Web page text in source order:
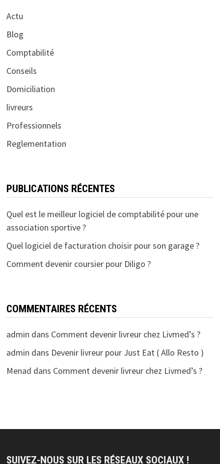
Actu
Blog
Comptabilité
Conseils
Domiciliation
livreurs
Professionnels
Reglementation
PUBLICATIONS RÉCENTES
Quel est le meilleur logiciel de comptabilité pour une
association sportive ?
Quel logiciel de facturation choisir pour son garage ?
Comment devenir coursier pour Diligo ?
COMMENTAIRES RÉCENTS
admin dans Comment devenir livreur chez Livmed’s ?
admin dans Devenir livreur pour Just Eat ( Allo Resto )
Menad dans Comment devenir livreur chez Livmed’s ?
SUIVEZ-NOUS SUR LES RÉSEAUX SOCIAUX !